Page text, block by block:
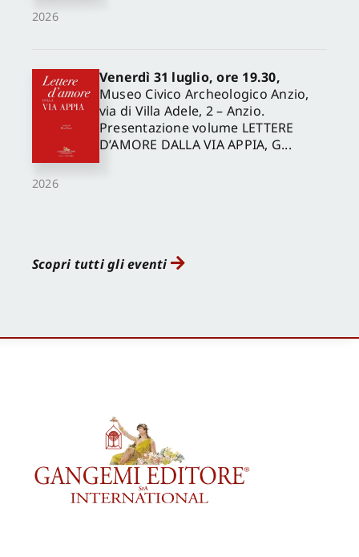
2026
2026
Venerdì 31 luglio, ore 19.30,
Museo Civico Archeologico Anzio,
via di Villa Adele, 2 – Anzio.
Presentazione volume LETTERE
D’AMORE DALLA VIA APPIA, G...
Scopri tutti gli eventi